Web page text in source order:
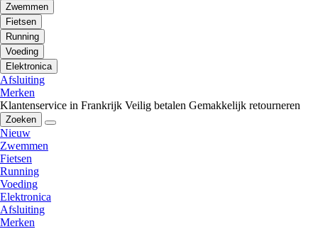
Zwemmen
Fietsen
Running
Voeding
Elektronica
Afsluiting
Merken
Klantenservice in Frankrijk Veilig betalen Gemakkelijk retourneren
Zoeken
Nieuw
Zwemmen
Fietsen
Running
Voeding
Elektronica
Afsluiting
Merken